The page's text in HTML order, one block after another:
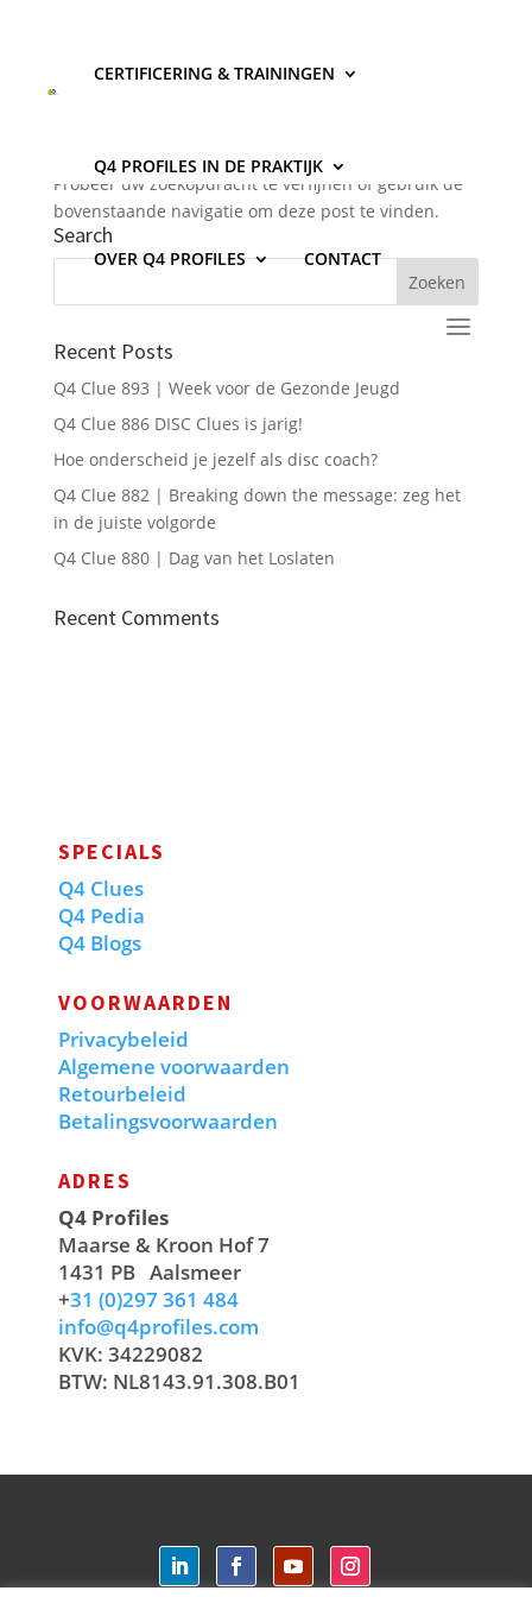
CERTIFICERING & TRAININGEN
Q4 PROFILES IN DE PRAKTIJK
OVER Q4 PROFILES CONTACT
De pagina die u zocht kon niet gevonden worden.
Probeer uw zoekopdracht te verfijnen of gebruik de
bovenstaande navigatie om deze post te vinden.
Search
Recent Posts
Q4 Clue 893 | Week voor de Gezonde Jeugd
Q4 Clue 886 DISC Clues is jarig!
Hoe onderscheid je jezelf als disc coach?
Q4 Clue 882 | Breaking down the message: zeg het
in de juiste volgorde
Q4 Clue 880 | Dag van het Loslaten
Recent Comments
SPECIALS
Q4 Clues
Q4 Pedia
Q4 Blogs
VOORWAARDEN
Privacybeleid
Algemene voorwaarden
Retourbeleid
Betalingsvoorwaarden
ADRES
Q4 Profiles
Maarse & Kroon Hof 7
1431 PB Aalsmeer
+31 (0)297 361 484
info@q4profiles.com
KVK: 34229082
BTW: NL8143.91.308.B01